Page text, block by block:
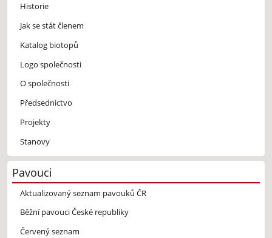
Historie
Jak se stát členem
Katalog biotopů
Logo společnosti
O společnosti
Předsednictvo
Projekty
Stanovy
Pavouci
Aktualizovaný seznam pavouků ČR
Běžní pavouci České republiky
Červený seznam